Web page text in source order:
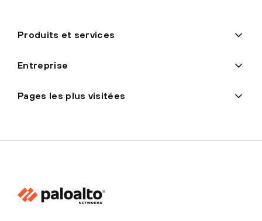
Produits et services
Entreprise
Pages les plus visitées